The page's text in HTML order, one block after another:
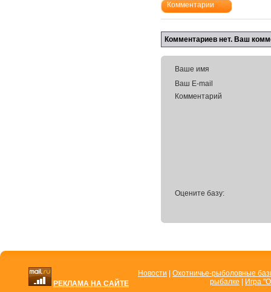
Комментарии
Комментариев нет. Ваш
Ваше имя
Ваш E-mail
Комментарий
Оцените базу:
РЕКЛАМА НА САЙТЕ
Новости
Охотничье-рыболовные
рыбалке
Игра